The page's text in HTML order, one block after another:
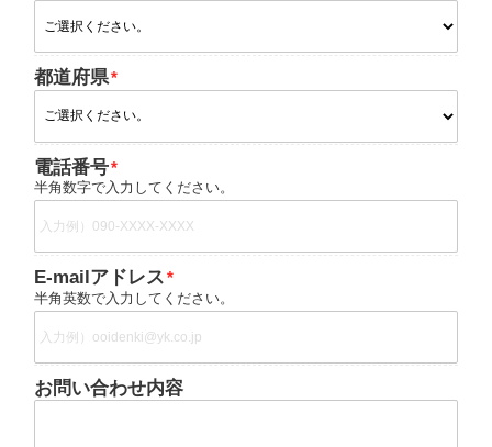
都道府県
電話番号
半角数字で入力してください。
E-mailアドレス
半角英数で入力してください。
お問い合わせ内容